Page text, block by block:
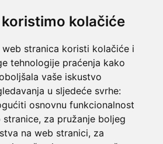
kolačiće
web stranica koristi kolačiće i
tehnologije praćenja kako
vaše iskustvo
u sljedeće svrhe:
osnovnu funkcionalnost
stranice, za pružanje boljeg
na web stranici, za
kod vas
novaca
Roba za novac
na raspolaganju
plaćanje